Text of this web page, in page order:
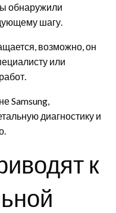
обнаружили
шагу.
возможно, он
или
Samsung,
диагностику и
к